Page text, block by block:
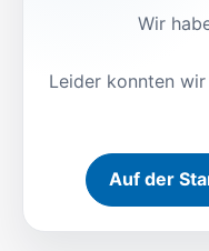
Wir
Leider konnten
Auf der